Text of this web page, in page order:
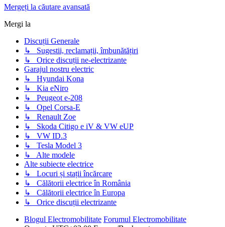
Mergeți la căutare avansată
Mergi la
Discuții Generale
↳ Sugestii, reclamații, îmbunătățiri
↳ Orice discuții ne-electrizante
Garajul nostru electric
↳ Hyundai Kona
↳ Kia eNiro
↳ Peugeot e-208
↳ Opel Corsa-E
↳ Renault Zoe
↳ Skoda Citigo e iV & VW eUP
↳ VW ID.3
↳ Tesla Model 3
↳ Alte modele
Alte subiecte electrice
↳ Locuri și stații încărcare
↳ Călătorii electrice în România
↳ Călătorii electrice în Europa
↳ Orice discuții electrizante
Blogul Electromobilitate Forumul Electromobilitate